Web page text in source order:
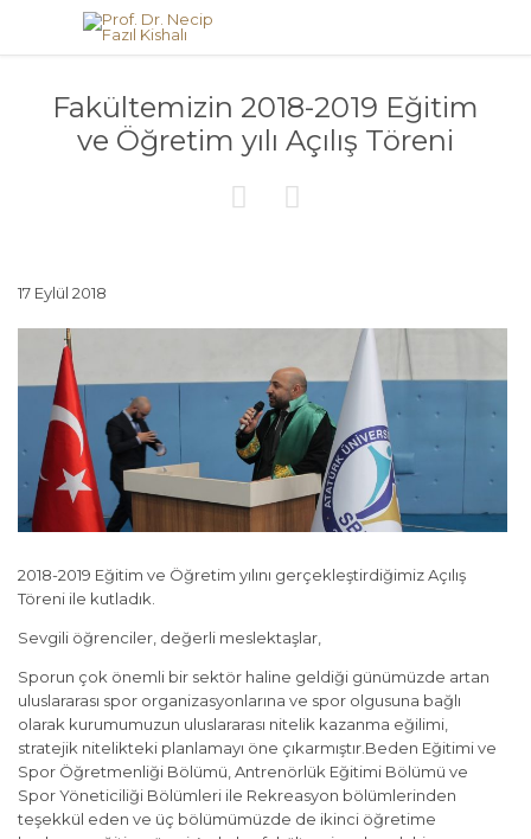
Fakültemizin 2018-2019 Eğitim
ve Öğretim yılı Açılış Töreni
 
17 Eylül 2018
2018-2019 Eğitim ve Öğretim yılını gerçekleştirdiğimiz Açılış
Töreni ile kutladık.
Sevgili öğrenciler, değerli meslektaşlar,
Sporun çok önemli bir sektör haline geldiği günümüzde artan
uluslararası spor organizasyonlarına ve spor olgusuna bağlı
olarak kurumumuzun uluslararası nitelik kazanma eğilimi,
stratejik nitelikteki planlamayı öne çıkarmıştır.Beden Eğitimi ve
Spor Öğretmenliği Bölümü, Antrenörlük Eğitimi Bölümü ve
Spor Yöneticiliği Bölümleri ile Rekreasyon bölümlerinden
teşekkül eden ve üç bölümümüzde de ikinci öğretime